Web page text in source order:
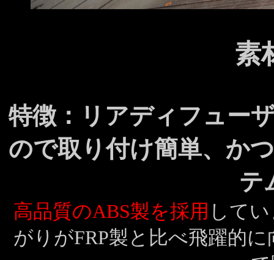
素
特徴：リアディフュー
ので取り付け簡単、か
テ
高品質のABS製を採用 して
がりがFRP製と比べ飛躍的